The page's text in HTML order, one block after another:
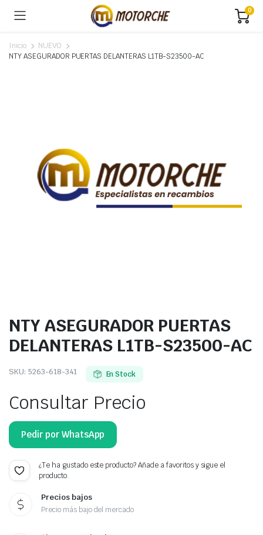
0
Inicio
NUEVO
NTY ASEGURADOR PUERTAS DELANTERAS L1TB-S23500-AC
NTY ASEGURADOR PUERTAS
DELANTERAS L1TB-S23500-AC
SKU: 5263-618-341 En Stock
Consultar Precio
Pedir por WhatsApp
¿Te ha gustado este producto? Añade a favoritos y sigue el
producto.
Precios bajos
Precio más bajo del mercado